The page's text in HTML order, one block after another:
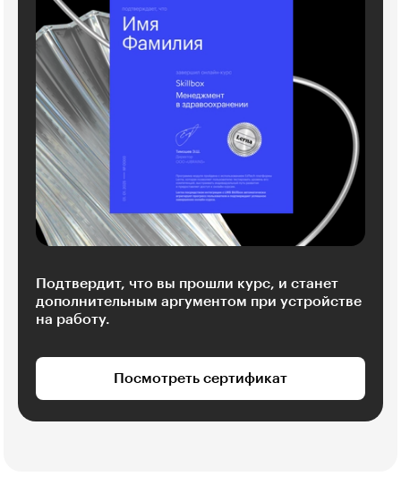
Подтвердит, что вы прошли курс, и станет
дополнительным аргументом при устройстве
на работу.
Посмотреть сертификат